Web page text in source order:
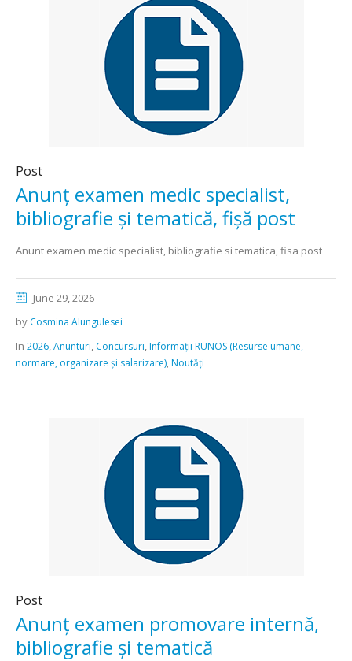
Post
Anunț examen medic specialist,
bibliografie și tematică, fișă post
Anunt examen medic specialist, bibliografie si tematica, fisa post
June 29, 2026
by Cosmina Alungulesei
In 2026,Anunturi, Concursuri,Informații RUNOS (Resurse umane,
normare, organizare și salarizare),Noutăți
Post
Anunț examen promovare internă,
bibliografie și tematică